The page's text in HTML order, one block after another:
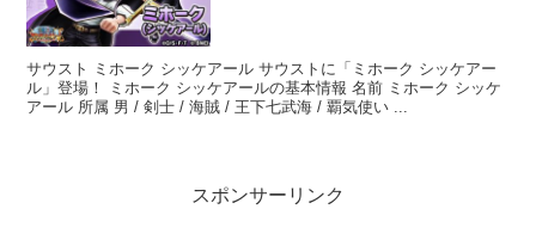
サウスト ミホーク シッケアール サウストに「ミホーク シッケアー
ル」登場！ ミホーク シッケアールの基本情報 名前 ミホーク シッケ
スポンサーリンク